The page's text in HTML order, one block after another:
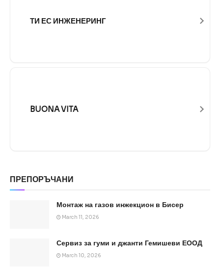
ТИ ЕС ИНЖЕНЕРИНГ
BUONA VITA
ПРЕПОРЪЧАНИ
Монтаж на газов инжекцион в Бисер
March 11, 2026
Сервиз за гуми и джанти Гемишеви ЕООД
March 10, 2026